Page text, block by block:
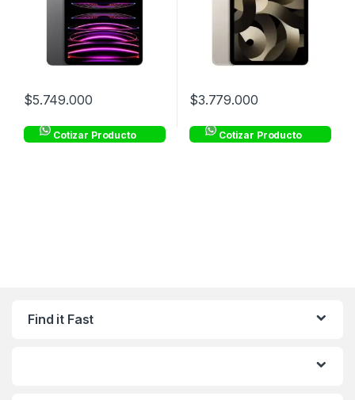
$5.749.000
Cotizar Producto
$3.779.000
Cotizar Producto
Find it Fast